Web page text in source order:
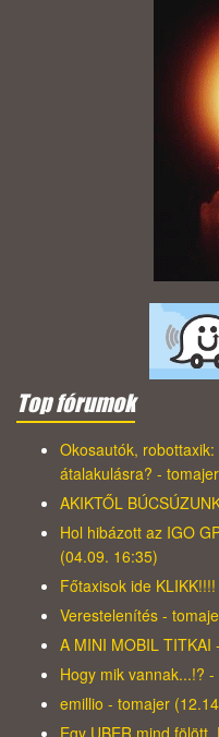
Top fórumok
Okosautók,
átalakulásra? -
AKIKTŐL
Hol hibázott az IGO
(04.09. 16:35)
Főtaxisok ide
Verestelenítés -
A MINI MOBIL
Hogy mik vannak...!?
emillio - tomajer